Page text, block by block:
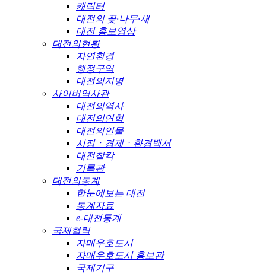
캐릭터
대전의 꽃·나무·새
대전 홍보영상
대전의현황
자연환경
행정구역
대전의지명
사이버역사관
대전의역사
대전의연혁
대전의인물
시정ㆍ경제ㆍ환경백서
대전찰칵
기록관
대전의통계
한눈에보는 대전
통계자료
e-대전통계
국제협력
자매우호도시
자매우호도시 홍보관
국제기구